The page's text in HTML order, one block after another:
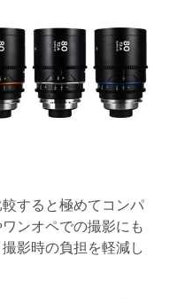
すると極めてコンパ
ンオペでの撮影にも
影時の負担を軽減し